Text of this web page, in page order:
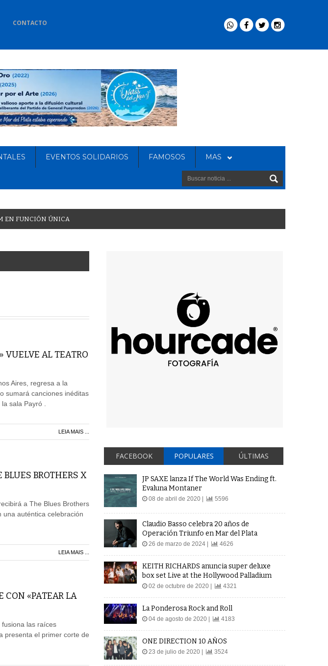
CONTACTO
EVENTOS SOLIDARIOS FAMOSOS MAS
EN FUNCIÓN ÚNICA
VUELVE AL TEATRO
Aires, regresa a la
sumará canciones inéditas
sala Payró .
LEIA MAIS ...
BLUES BROTHERS X
a The Blues Brothers
una auténtica celebración
LEIA MAIS ...
CON «PATEAR LA
las raíces
presenta el primer corte de
FACEBOOK POPULARES ÚLTIMAS
JP SAXE lanza If The World Was Ending ft.
Evaluna Montaner
08 de abril de 2020 | 5596
Claudio Basso celebra 20 años de
Operación Triunfo en Mar del Plata
26 de marzo de 2024 | 4626
KEITH RICHARDS anuncia super deluxe
box set Live at the Hollywood Palladium
02 de octubre de 2020 | 4321
La Ponderosa Rock and Roll
04 de agosto de 2020 | 4183
ONE DIRECTION 10 AÑOS
23 de julio de 2020 | 3524